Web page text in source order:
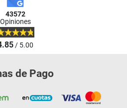
43572
Opiniones
/ 5.00
de Pago